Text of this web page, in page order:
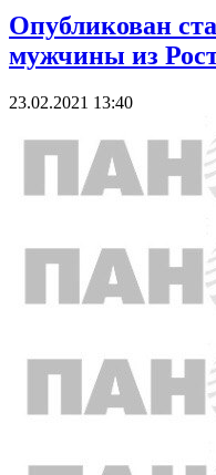
Опубликован
мужчины из
23.02.2021 13:40